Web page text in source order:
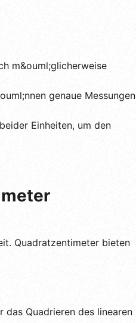
m&ouml;glicherweise
genaue Messungen
Einheiten, um den
Quadratzentimeter bieten
Quadrieren des linearen